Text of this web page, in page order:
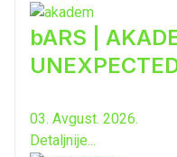
bARS |
03. Avgust. 2026.
Detaljnije...